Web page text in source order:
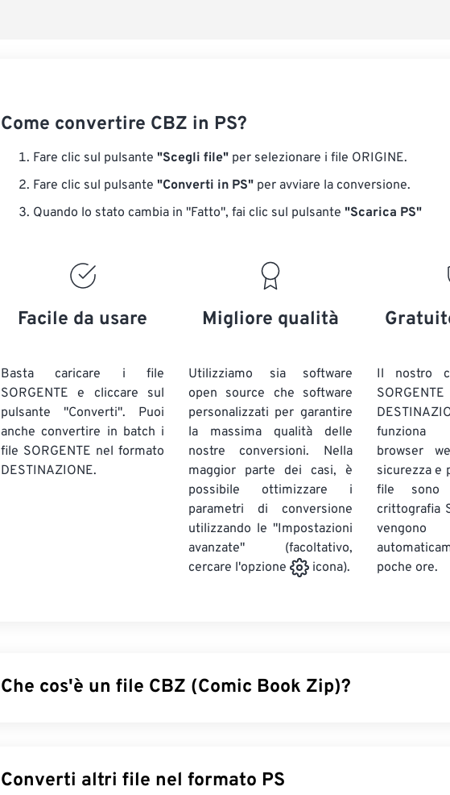
Come convertire CBZ in PS?
Fare clic sul pulsante "Scegli file" per selezionare i file ORIGINE.
Fare clic sul pulsante "Converti in PS" per avviare la conversione.
Quando lo stato cambia in "Fatto", fai clic sul pulsante "Scarica PS"
Facile da usare
Basta caricare i file
SORGENTE e cliccare sul
pulsante "Converti". Puoi
anche convertire in batch i
file SORGENTE nel formato
DESTINAZIONE.
Migliore qualità
Utilizziamo sia software
open source che software
personalizzati per garantire
la massima qualità delle
nostre conversioni. Nella
maggior parte dei casi, è
possibile ottimizzare i
parametri di conversione
utilizzando le "Impostazioni
avanzate" (facoltativo,
cercare l'opzione
icona).
Il nostro
funziona
browser
sicurezza e
file sono
crittografia
poche ore.
Che cos'è un file CBZ (Comic Book Zip)?
file ZIP. CBZ è un tipo di file utile per la creazione di eBook di fumetti. Le
nome indicano ai lettori che contiene file di fumetti, mentre la "Z" indica che è
Converti altri file nel formato PS